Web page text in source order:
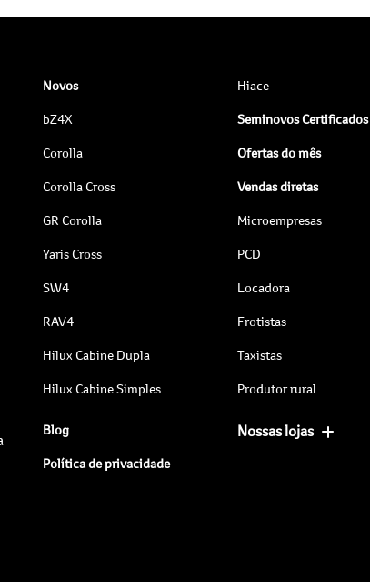
Novos
bZ4X
Corolla
Corolla Cross
GR Corolla
Yaris Cross
SW4
RAV4
Hilux Cabine Dupla
Hilux Cabine Simples
Hiace
Seminovos Certificados
Ofertas do mês
Vendas diretas
Microempresas
PCD
Locadora
Frotistas
Taxistas
Produtor rural
Blog
Política de privacidade
Nossas lojas